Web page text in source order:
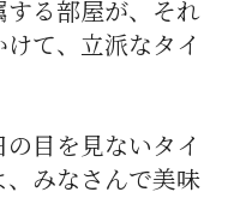
る部屋が、それ
て、立派なタイ
目を見ないタイ
みなさんで美味